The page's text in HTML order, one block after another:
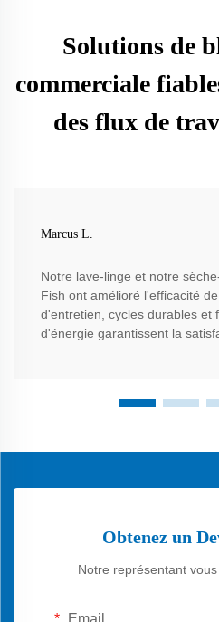
Solutions de
commerciale
des flux de
Marcus L.
Notre lave-linge et notre
Fish ont amélioré l'efficacité
d'entretien, cycles durables et
d'énergie garantissent la
Obtenez un
Notre représentant